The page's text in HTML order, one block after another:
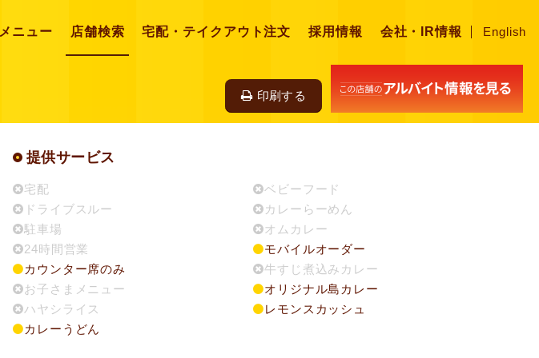
English
メニュー 店舗検索 宅配・テイクアウト注文 採用情報 会社・IR情報
印刷する
提供サービス
宅配
ドライブスルー
駐車場
24時間営業
カウンター席のみ
お子さまメニュー
ハヤシライス
カレーうどん
ベビーフード
カレーらーめん
オムカレー
モバイルオーダー
牛すじ煮込みカレー
オリジナル島カレー
レモンスカッシュ